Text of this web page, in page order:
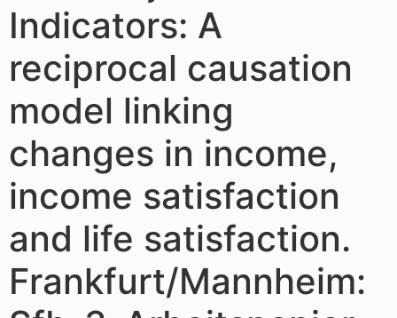
Indicators: A
reciprocal causation
model linking
changes in income,
income satisfaction
and life satisfaction.
Frankfurt/Mannheim: